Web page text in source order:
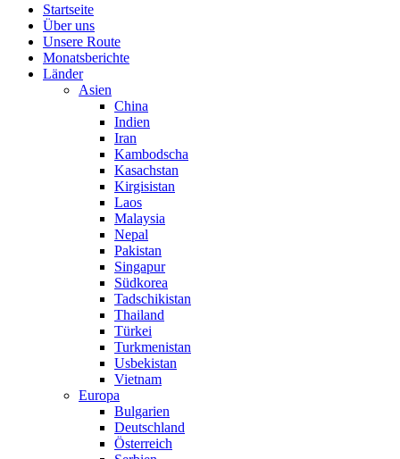
Startseite
Über uns
Unsere Route
Monatsberichte
Länder
Asien
China
Indien
Iran
Kambodscha
Kasachstan
Kirgisistan
Laos
Malaysia
Nepal
Pakistan
Singapur
Südkorea
Tadschikistan
Thailand
Türkei
Turkmenistan
Usbekistan
Vietnam
Europa
Bulgarien
Deutschland
Österreich